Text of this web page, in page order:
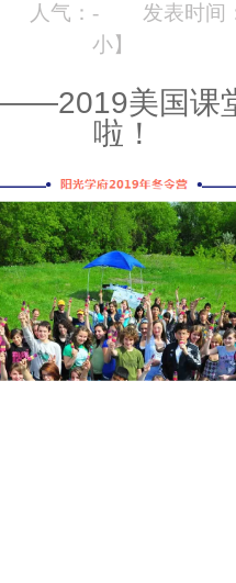
人气： -
发表时间
小】
美国课
啦！